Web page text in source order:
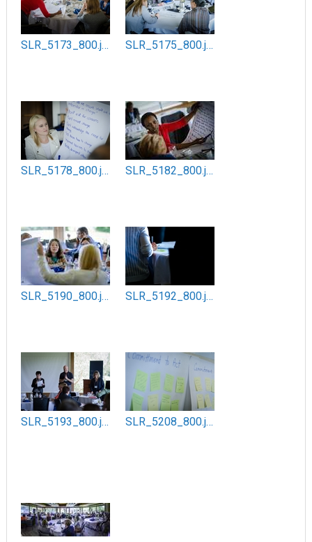
SLR_5173_800.jpg SLR_5175_800.jpg
SLR_5178_800.jpg SLR_5182_800.jpg
SLR_5190_800.jpg SLR_5192_800.jpg
SLR_5193_800.jpg SLR_5208_800.jpg